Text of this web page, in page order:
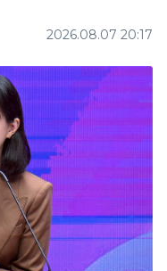
2026.08.07 20:17